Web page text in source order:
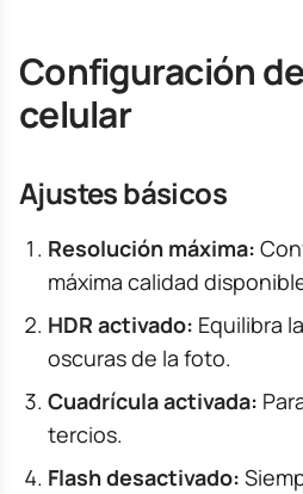
Configuración
celular
Ajustes básicos
Resolución máxima:
máxima calidad
HDR activado: Equilibra
oscuras de la foto.
Cuadrícula activada:
tercios.
Flash desactivado: